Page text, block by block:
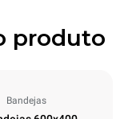
produto
Bandejas